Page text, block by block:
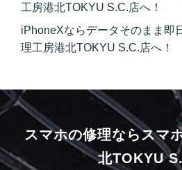
工房港北TOKYU S.C.店へ！
iPhoneXならデータそのまま即
理工房港北TOKYU S.C.店へ！
スマホの修理ならスマ
北TOKYU